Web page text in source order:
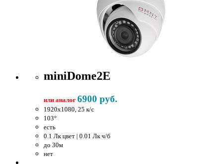
miniDome2E
или аналог 6900 руб.
1920x1080, 25 к/c
103°
есть
0.1 Лк цвет | 0.01 Лк ч/б
до 30м
нет